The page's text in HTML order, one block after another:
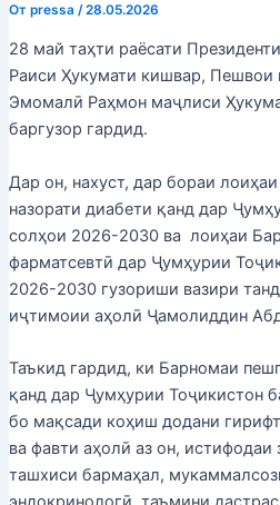
От pressa /28.05.2026
28 май таҳти раёсати
Раиси Ҳукумати кишвар, Пешвои
Эмомалӣ Раҳмон маҷлиси
баргузор гардид.
Дар он, нахуст, дар бораи
назорати диабети қанд дар
солҳои 2026-2030 ва лоиҳаи
фарматсевтӣ дар Ҷумҳурии
2026-2030 гузориши вазири
иҷтимоии аҳолӣ Ҷамолиддин
Таъкид гардид, ки Барномаи
қанд дар Ҷумҳурии Тоҷикистон
бо мақсади коҳиш додани
ва фавти аҳолӣ аз он,
ташхиси бармаҳал,